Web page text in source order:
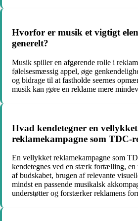
Hvorfor er musik et vigtigt
generelt?
Musik spiller en afgørende rolle i
følelsesmæssig appel, øge
og bidrage til at fastholde seernes
musik kan gøre en reklame mere
Hvad kendetegner en vellykket
reklamekampagne som TDC-
En vellykket reklamekampagne som
kendetegnes ved en stærk fortælling,
af budskabet, brugen af relevante
mindst en passende musikalsk
understøtter og forstærker reklamens